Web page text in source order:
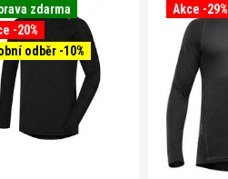
zdarma
-20%
odběr -10%
Akce -29%